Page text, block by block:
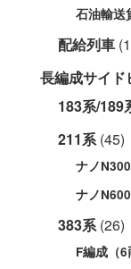
石油輸送
配給列車
長編成サイド
183系/189
211系(45)
ナノ
ナノ
383系(26)
F編成（6